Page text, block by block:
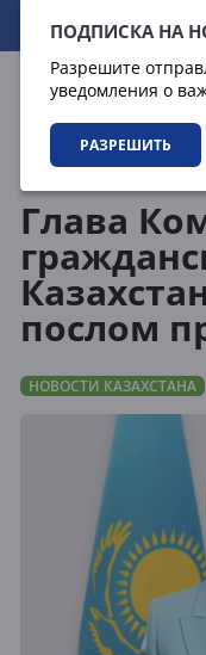
ПОДПИСКА НА
Разрешите
уведомления о
РАЗРЕШИТЬ
06.08.2026 20:36:08
Глава
послом
НОВОСТИ КАЗАХСТАНА